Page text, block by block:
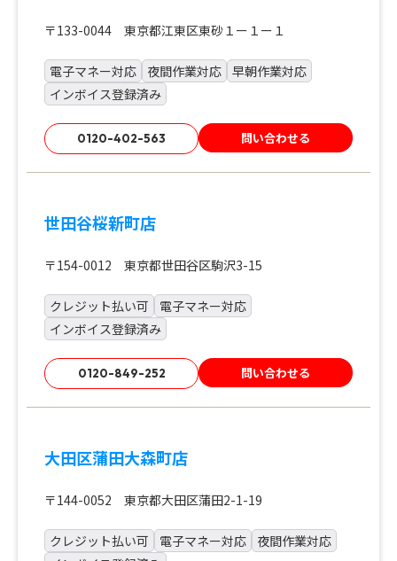
〒133-0044 東京都江東区東砂１ー１ー１
電子マネー対応 夜間作業対応 早朝作業対応
インボイス登録済み
0120-402-563 問い合わせる
世田谷桜新町店
〒154-0012 東京都世田谷区駒沢3-15
クレジット払い可
電子マネー対応
インボイス登録済み
0120-849-252 問い合わせる
大田区蒲田大森町店
〒144-0052 東京都大田区蒲田2-1-19
クレジット払い可 電子マネー対応
夜間作業対応